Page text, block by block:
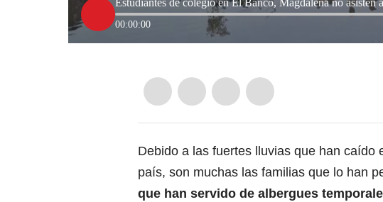
Estudiantes de colegio en El Banco, Magdalena no asisten
00:00:00
Debido a las fuertes lluvias que han caído
país, son muchas las familias que lo han
que han servido de albergues